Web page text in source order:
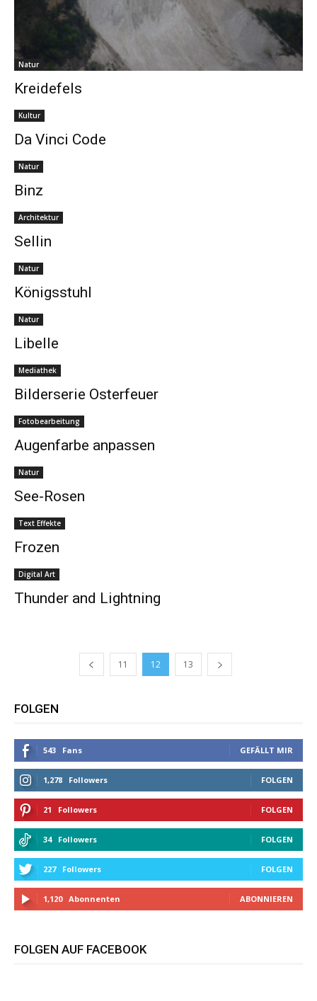
Natur
Kreidefels
Kultur
Da Vinci Code
Natur
Binz
Architektur
Sellin
Natur
Königsstuhl
Natur
Libelle
Mediathek
Bilderserie Osterfeuer
Fotobearbeitung
Augenfarbe anpassen
Natur
See-Rosen
Text Effekte
Frozen
Digital Art
Thunder and Lightning
11 12 13
FOLGEN
543 Fans GEFÄLLT MIR
1,278 Followers FOLGEN
21 Followers FOLGEN
34 Followers FOLGEN
227 Followers FOLGEN
1,120 Abonnenten ABONNIEREN
FOLGEN AUF FACEBOOK